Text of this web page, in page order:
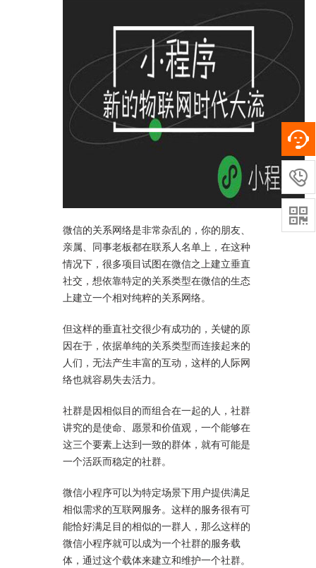
微信的关系网络是非常杂乱的，你的朋友、
亲属、同事老板都在联系人名单上，在这种
情况下，很多项目试图在微信之上建立垂直
社交，想依靠特定的关系类型在微信的生态
上建立一个相对纯粹的关系网络。
但这样的垂直社交很少有成功的，关键的原
因在于，依据单纯的关系类型而连接起来的
人们，无法产生丰富的互动，这样的人际网
络也就容易失去活力。
社群是因相似目的而组合在一起的人，社群
讲究的是使命、愿景和价值观，一个能够在
这三个要素上达到一致的群体，就有可能是
一个活跃而稳定的社群。
微信小程序可以为特定场景下用户提供满足
相似需求的互联网服务。这样的服务很有可
能恰好满足目的相似的一群人，那么这样的
微信小程序就可以成为一个社群的服务载
体，通过这个载体来建立和维护一个社群。

